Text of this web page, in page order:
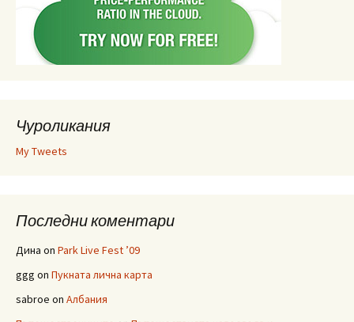
Чуроликания
My Tweets
Последни коментари
Дина on Park Live Fest ’09
ggg on Пукната лична карта
sabroe on Албания